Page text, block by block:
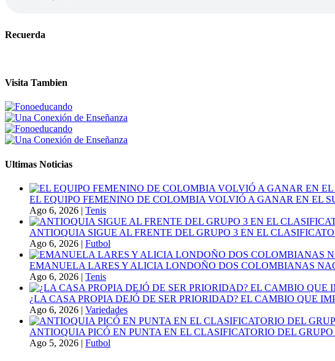
Recuerda
Visita Tambien
Ultimas Noticias
EL EQUIPO FEMENINO DE COLOMBIA VOLVIÓ A GANAR EN EL
Ago 6, 2026 | Tenis
ANTIOQUIA SIGUE AL FRENTE DEL GRUPO 3 EN EL
Ago 6, 2026 | Futbol
EMANUELA LARES Y ALICIA LONDOÑO DOS COLOMBIANAS
Ago 6, 2026 | Tenis
¿LA CASA PROPIA DEJÓ DE SER PRIORIDAD? EL CAMBIO QUE
Ago 6, 2026 | Variedades
ANTIOQUIA PICÓ EN PUNTA EN EL CLASIFICATORIO DEL
Ago 5, 2026 | Futbol